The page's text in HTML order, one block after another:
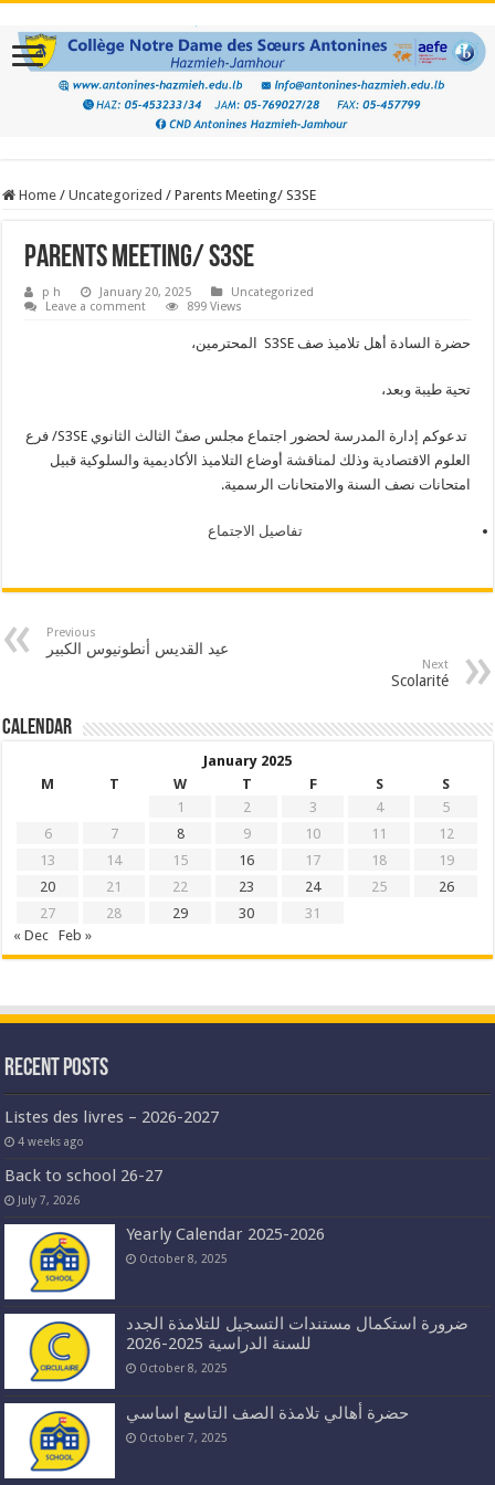
Home / Uncategorized / Parents Meeting/ S3SE
Parents Meeting/ S3SE
p h January 20, 2025
Uncategorized
Leave a comment
899 Views
حضرة السادة أهل تلاميذ صف S3SE المحترمين،
تحية طيبة وبعد،
تدعوكم إدارة المدرسة لحضور اجتماع مجلس صفّ الثالث الثانوي S3SE/ فرع
العلوم الاقتصادية وذلك لمناقشة أوضاع التلاميذ الأكاديمية والسلوكية قبيل
امتحانات نصف السنة والامتحانات الرسمية.
تفاصيل الاجتماع
Previous
عيد القديس أنطونيوس الكبير
Next
Scolarité
Calendar
January 2025
M
T W T F S
S
1
2 3 4
5
6
7 8 9 10 11
12
13
14 15 16 17 18
19
20
21 22 23 24 25
26
27
28 29 30
31
« Dec
Feb »
Recent Posts
Listes des livres – 2026-2027
4 weeks ago
Back to school 26-27
July 7, 2026
Yearly Calendar 2025-2026
October 8, 2025
ضرورة استكمال مستندات التسجيل للتلامذة الجدد
للسنة الدراسية 2025-2026
October 8, 2025
حضرة أهالي تلامذة الصف التاسع اساسي
October 7, 2025